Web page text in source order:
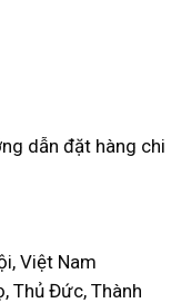
dẫn đặt hàng chi
Việt Nam
Thủ Đức, Thành